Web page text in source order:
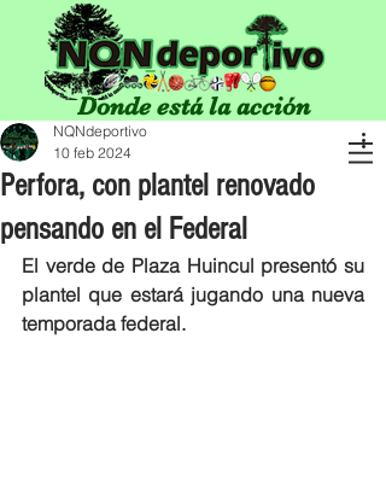
Donde está la acción
Perfora, con plantel renovado
pensando en el Federal
NQNdeportivo
10 feb 2024
El verde de Plaza Huincul presentó su
plantel que estará jugando una nueva
temporada federal.